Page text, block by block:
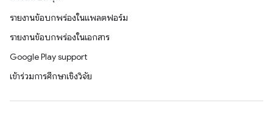
รายงานข้อบกพร่องในแพลตฟอร์ม
รายงานข้อบกพร่องในเอกสาร
Google Play support
เข้าร่วมการศึกษาเชิงวิจัย